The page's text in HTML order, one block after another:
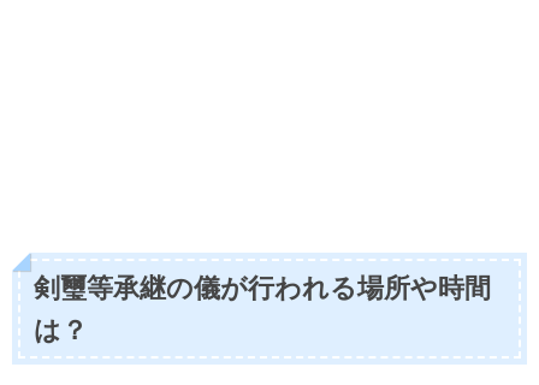
剣璽等承継の儀が行われる場所や時間
は？